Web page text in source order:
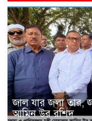
জাল যার জলা তার,
আমিন উর রশিদ